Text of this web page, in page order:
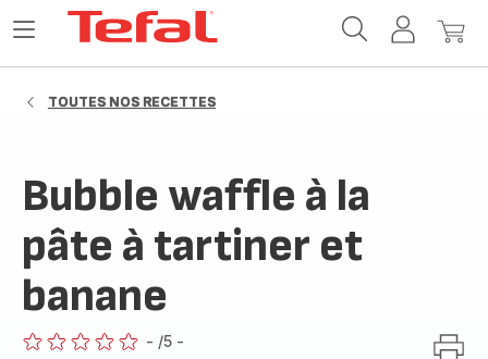
MonMon
Ouvrir
TOUTES NOS RECETTES
Bubble waffle à la
pâte à tartiner et
banane
- /5 -